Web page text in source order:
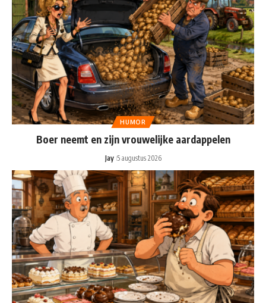
HUMOR
Boer neemt en zijn vrouwelijke aardappelen
Jay 5 augustus 2026